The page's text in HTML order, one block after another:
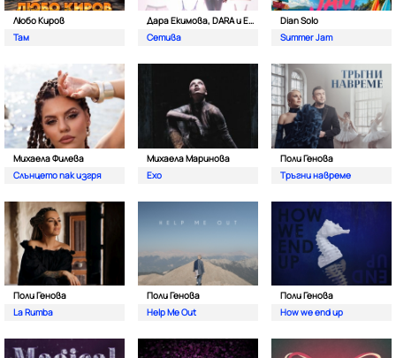
Любо Киров
Там
Дара Екимова, DARA и Eva Lea
Сетива
Dian Solo
Summer Jam
Михаела Филева
Слънцето пак изгря
Михаела Маринова
Ехо
Поли Генова
Тръгни навреме
Поли Генова
La Rumba
Поли Генова
Help Me Out
Поли Генова
How we end up